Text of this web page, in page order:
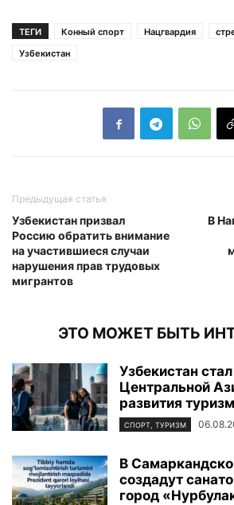
ТЕГИ Конный спорт Нацгвардия
Узбекистан
Предыдущая статья
Узбекистан призвал
Россию обратить внимание
на участившиеся случаи
нарушения прав трудовых
мигрантов
В
ЭТО МОЖЕТ БЫТЬ
Узбекистан
Центральной
развития
СПОРТ, ТУРИЗМ
В
создадут
город